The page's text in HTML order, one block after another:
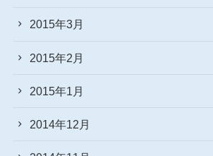
2015年3月
2015年2月
2015年1月
2014年12月